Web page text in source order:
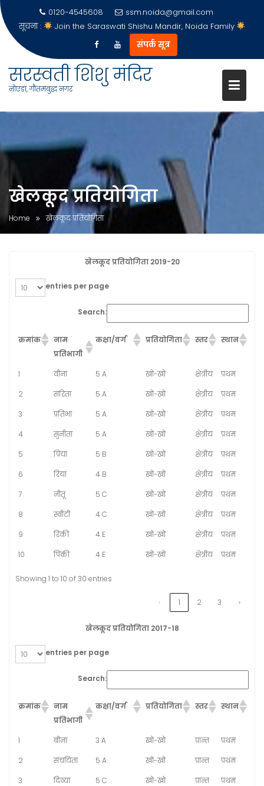
content
0120-4545608
ssm.noida@gmail.com
सूचना :
Join the Saraswati Shishu Mandir, Noida Family
संपर्क सूत्र
सरस्वती शिशु मंदिर
नोएडा, गौतमबुद्ध नगर
खेलकूद प्रतियोगिता
Home खेलकूद प्रतियोगिता
खेलकूद प्रतियोगिता 2019-20
entries per page
Search:
क्रमांक
नाम
प्रतिभागी
कक्षा/वर्ग प्रतियोगिता स्तर स्थान
1 वीना 5 A खो-खो क्षेत्रीय
प्रथम
2
सरिता 5 A खो-खो क्षेत्रीय
प्रथम
3
प्रतिभा 5 A खो-खो क्षेत्रीय
प्रथम
4
सुनीता 5 A खो-खो क्षेत्रीय
प्रथम
5
प्रिया 5 B खो-खो क्षेत्रीय
प्रथम
6
रिया 4 B खो-खो क्षेत्रीय
प्रथम
7
नीतू 5 C खो-खो क्षेत्रीय
प्रथम
8
स्वीटी 4 C खो-खो क्षेत्रीय
प्रथम
9
रिंकी 4 E खो-खो क्षेत्रीय
प्रथम
10
पिंकी 4 E खो-खो क्षेत्रीय प्रथम
Showing 1 to 10 of 30 entries
‹ 1 2 3 ›
खेलकूद प्रतियोगिता 2017-18
entries per page
Search:
क्रमांक
नाम
प्रतिभागी
कक्षा/वर्ग प्रतियोगिता स्तर स्थान
1 बीना 3 A खो-खो प्रान्त
प्रथम
2
संचयिता 5 A खो-खो प्रान्त
प्रथम
3
दिव्या 5 C खो-खो प्रान्त
प्रथम